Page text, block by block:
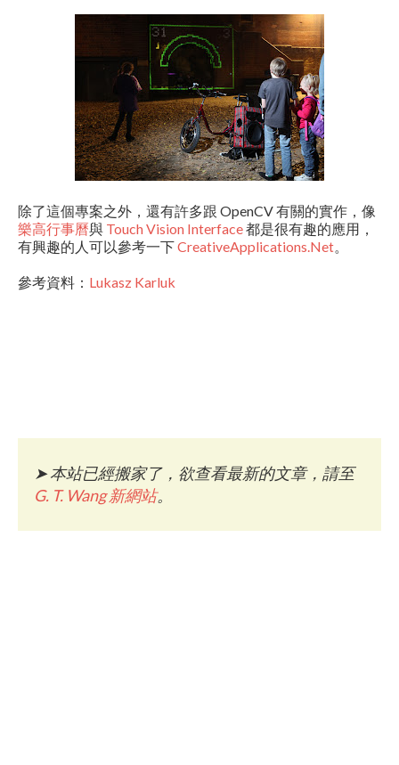
除了這個專案之外，還有許多跟 OpenCV 有關的實作，像
樂高行事曆與 Touch Vision Interface都是很有趣的應用，
有興趣的人可以參考一下CreativeApplications.Net。
參考資料： Lukasz Karluk
➤本站已經搬家了，欲查看最新的文章，請至
G. T. Wang 新網站。